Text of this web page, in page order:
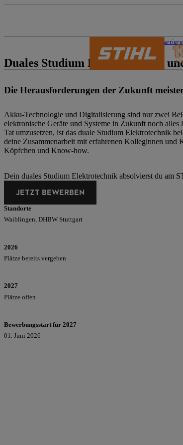
Karriere
Duales Studium Elektrotechnik
Die Herausforderungen der Zukunft
Akku-Technologie und Digitalisierung sind nur zwei
elektronische Geräte und Systeme in Zukunft noch
Tat umzusetzen, ist das duale Studium Elektrotechnik
deine Zusammenarbeit mit erfahrenen Kolleginnen
Köpfchen und Know-how.
Dein duales Studium Elektrotechnik absolvierst du am
JETZT BEWERBEN
Standorte
Waiblingen, DHBW Stuttgart
2026
Plätze bereits vergeben
2027
Plätze offen
Bewerbungsstart für 2027
01. Juni 2026